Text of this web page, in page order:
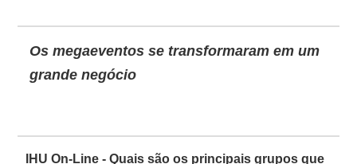
Os megaeventos se transformaram em um
grande negócio
IHU On-Line - Quais são os principais grupos que